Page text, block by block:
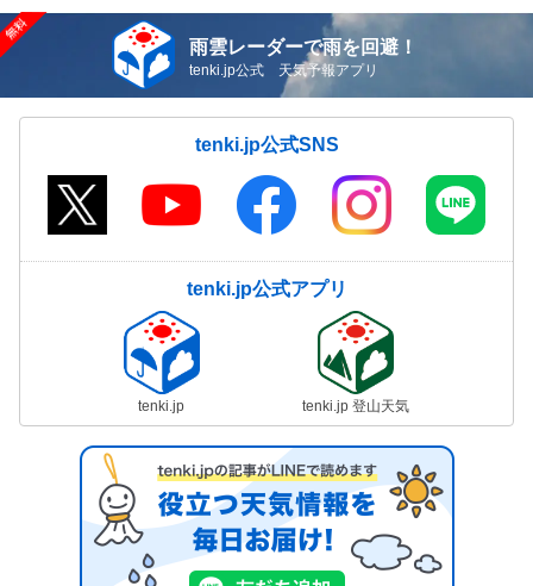
雨雲レーダーで雨を回避！
tenki.jp公式 天気予報アプリ
tenki.jp公式SNS
tenki.jp公式アプリ
tenki.jp tenki.jp 登山天気